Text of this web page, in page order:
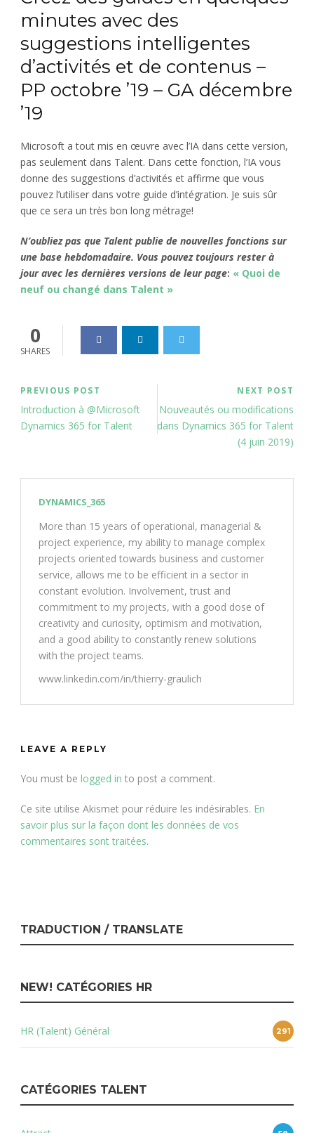
minutes avec des
suggestions intelligentes
d’activités et de contenus –
PP octobre ’19 – GA décembre
’19
Microsoft a tout mis en œuvre avec l’IA dans cette version,
pas seulement dans Talent. Dans cette fonction, l’IA vous
donne des suggestions d’activités et affirme que vous
pouvez l’utiliser dans votre guide d’intégration. Je suis sûr
que ce sera un très bon long métrage!
N’oubliez pas que Talent publie de nouvelles fonctions sur
une base hebdomadaire. Vous pouvez toujours rester à
jour avec les dernières versions de leur page: « Quoi de
neuf ou changé dans Talent »
0
SHARES
PREVIOUS POST
Introduction à @Microsoft
Dynamics 365 for Talent
NEXT POST
Nouveautés ou modifications
dans Dynamics 365 for Talent
(4 juin 2019)
DYNAMICS_365
More than 15 years of operational, managerial &
project experience, my ability to manage complex
projects oriented towards business and customer
service, allows me to be efficient in a sector in
constant evolution. Involvement, trust and
commitment to my projects, with a good dose of
creativity and curiosity, optimism and motivation,
and a good ability to constantly renew solutions
with the project teams.
www.linkedin.com/in/thierry-graulich
LEAVE A REPLY
You must be logged in to post a comment.
Ce site utilise Akismet pour réduire les indésirables. En
savoir plus sur la façon dont les données de vos
commentaires sont traitées.
TRADUCTION / TRANSLATE
NEW! CATÉGORIES HR
HR (Talent) Général 291
CATÉGORIES TALENT